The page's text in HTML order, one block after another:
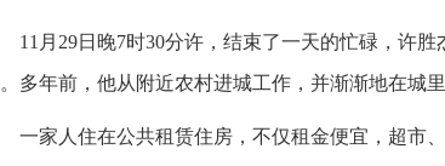
11月29日晚7时30分许，结束了一天的忙碌，许
多年前，他从附近农村进城工作，并渐渐地在城里
一家人住在公共租赁住房，不仅租金便宜，超市